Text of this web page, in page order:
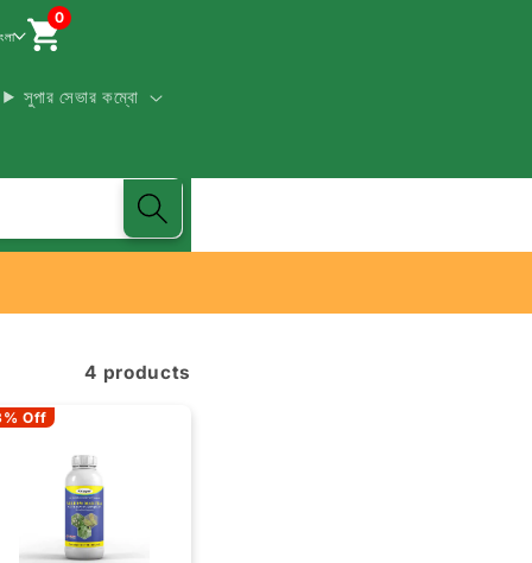
সুপার সেভার কম্বো
0
4 products
Off